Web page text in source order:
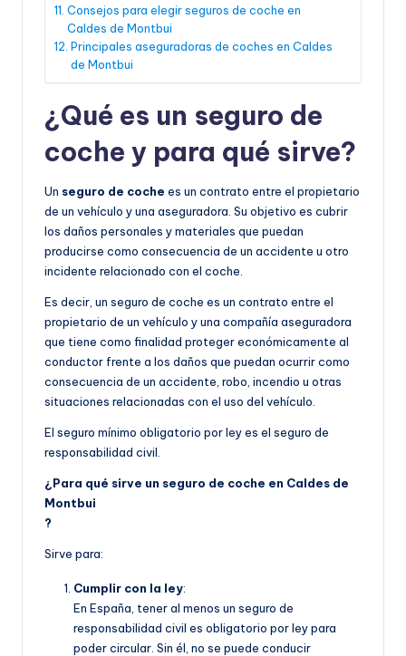
Consejos para elegir seguros de coche en
Caldes de Montbui
Principales aseguradoras de coches en Caldes
de Montbui
¿Qué es un seguro de
coche y para qué sirve?
Un seguro de coche es un contrato entre el propietario
de un vehículo y una aseguradora. Su objetivo es cubrir
los daños personales y materiales que puedan
producirse como consecuencia de un accidente u otro
incidente relacionado con el coche.
Es decir, un seguro de coche es un contrato entre el
propietario de un vehículo y una compañía aseguradora
que tiene como finalidad proteger económicamente al
conductor frente a los daños que puedan ocurrir como
consecuencia de un accidente, robo, incendio u otras
situaciones relacionadas con el uso del vehículo.
El seguro mínimo obligatorio por ley es el seguro de
responsabilidad civil.
¿Para qué sirve un seguro de coche en Caldes de
Montbui
?
Sirve para:
Cumplir con la ley:
En España, tener al menos un seguro de
responsabilidad civil es obligatorio por ley para
poder circular. Sin él, no se puede conducir